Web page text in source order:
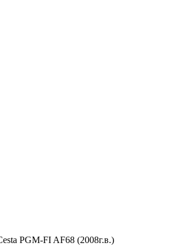
PGM-FI AF68 (2008г.в.)